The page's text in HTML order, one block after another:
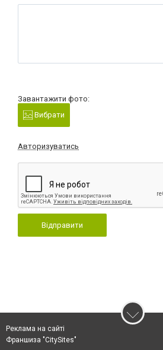
Завантажити фото:
Вибрати
Авторизуватись
Відправити
Реклама на сайті
Франшиза "CitySites"